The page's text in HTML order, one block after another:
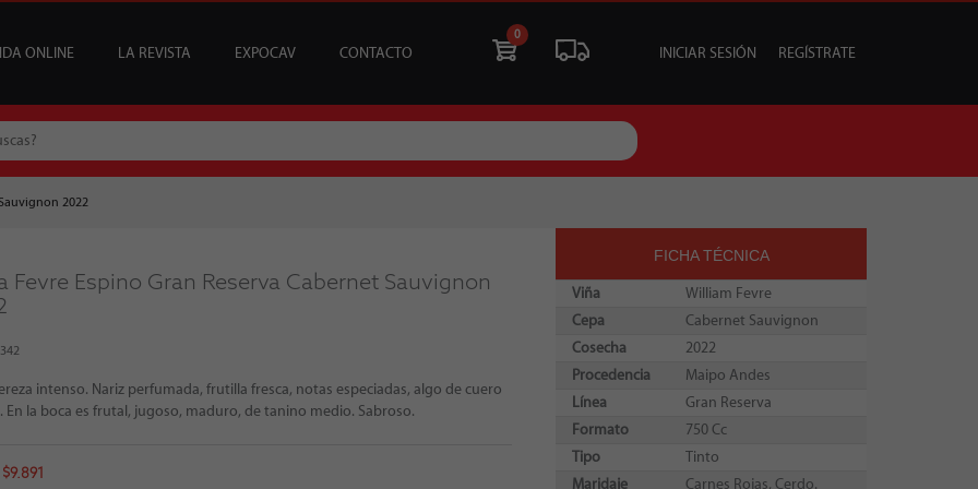
ONLINE
TU EVENTO
LA REVISTA EXPOCAV CONTACTO
0
INICIAR SESIÓN REGÍSTRATE
2022
Fevre Espino Gran Reserva Cabernet Sauvignon
intenso. Nariz perfumada, frutilla fresca, notas especiadas, algo de cuero
En la boca es frutal, jugoso, maduro, de tanino medio. Sabroso.
FICHA TÉCNICA
Viña
William Fevre
Cepa
Cabernet Sauvignon
Cosecha
2022
Procedencia
Maipo Andes
Línea
Gran Reserva
Formato
750 Cc
Tipo
Tinto
Maridaje
Carnes Rojas, Cerdo.